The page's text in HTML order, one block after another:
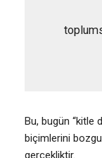
Bu, bugün “kitle
biçimlerini
gerçekliktir.